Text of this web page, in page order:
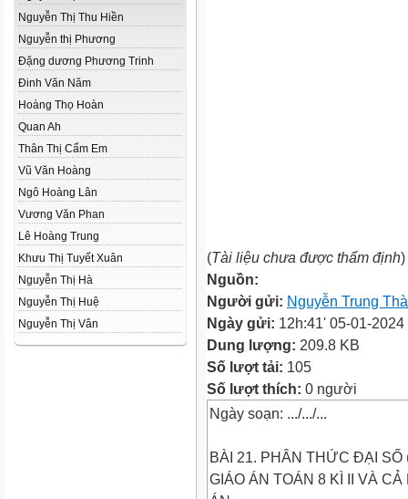
Nguyễn Thị Thu Hiền
Nguyễn thị Phương
Đặng dương Phương Trinh
Đinh Văn Năm
Hoàng Thọ Hoàn
Quan Ah
Thân Thị Cẩm Em
Vũ Văn Hoàng
Ngô Hoàng Lân
Vương Văn Phan
Lê Hoàng Trung
Khưu Thị Tuyết Xuân
Nguyễn Thị Hà
Nguyễn Thị Huệ
Nguyễn Thị Vân
(Tài liệu chưa được thẩm định)
Nguồn:
Người gửi: Nguyễn Trung
Ngày gửi: 12h:41' 05-01-2024
Dung lượng: 209.8 KB
Số lượt tải: 105
Số lượt thích: 0 người
Ngày soạn: .../.../...
BÀI 21. PHÂN THỨC ĐẠI SỐ
GIÁO ÁN TOÁN 8 KÌ II VÀ